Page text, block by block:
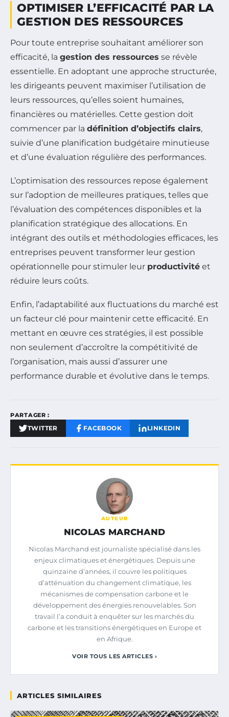
OPTIMISER L’EFFICACITÉ PAR LA
GESTION DES RESSOURCES
Pour toute entreprise souhaitant améliorer son
efficacité, la gestion des ressources se révèle
essentielle. En adoptant une approche structurée,
les dirigeants peuvent maximiser l’utilisation de
leurs ressources, qu’elles soient humaines,
financières ou matérielles. Cette gestion doit
commencer par la définition d’objectifs clairs,
suivie d’une planification budgétaire minutieuse
et d’une évaluation régulière des performances.
L’optimisation des ressources repose également
sur l’adoption de meilleures pratiques, telles que
l’évaluation des compétences disponibles et la
planification stratégique des allocations. En
intégrant des outils et méthodologies efficaces, les
entreprises peuvent transformer leur gestion
opérationnelle pour stimuler leur productivité et
réduire leurs coûts.
Enfin, l’adaptabilité aux fluctuations du marché est
un facteur clé pour maintenir cette efficacité. En
mettant en œuvre ces stratégies, il est possible
non seulement d’accroître la compétitivité de
l’organisation, mais aussi d’assurer une
performance durable et évolutive dans le temps.
PARTAGER :
TWITTER FACEBOOK LINKEDIN
AUTEUR
NICOLAS MARCHAND
Nicolas Marchand est journaliste spécialisé dans les
enjeux climatiques et énergétiques. Depuis une
quinzaine d’années, il couvre les politiques
d’atténuation du changement climatique, les
mécanismes de compensation carbone et le
développement des énergies renouvelables. Son
travail l’a conduit à enquêter sur les marchés du
carbone et les transitions énergétiques en Europe et
en Afrique.
VOIR TOUS LES ARTICLES ›
ARTICLES SIMILAIRES